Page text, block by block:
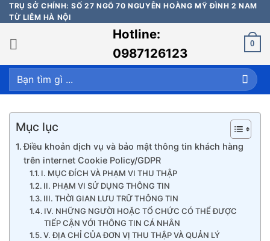
Bỏ
qua
nội
dung
TRỤ SỞ CHÍNH: SỐ 27 NGÕ 70 NGUYỄN HOÀNG MỸ ĐÌNH 2 NAM
TỪ LIÊM HÀ NỘI
Hotline:
0987126123
0
Tìm
kiếm:
Mục lục
Điều khoản dịch vụ và bảo mật thông tin khách hàng
trên internet Cookie Policy/GDPR
I. MỤC ĐÍCH VÀ PHẠM VI THU THẬP
II. PHẠM VI SỬ DỤNG THÔNG TIN
III. THỜI GIAN LƯU TRỮ THÔNG TIN
IV. NHỮNG NGƯỜI HOẶC TỔ CHỨC CÓ THỂ ĐƯỢC
TIẾP CẬN VỚI THÔNG TIN CÁ NHÂN
V. ĐỊA CHỈ CỦA ĐƠN VỊ THU THẬP VÀ QUẢN LÝ